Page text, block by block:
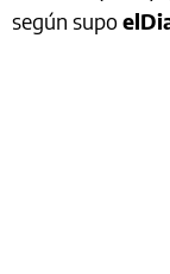
según supo